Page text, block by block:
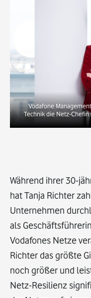
Vodafone
Technik die Netz-Chefin
Während ihrer 30-
hat Tanja Richter
Unternehmen
als
Vodafones Netze
Richter das größte
noch größer und
Netz-Resilienz